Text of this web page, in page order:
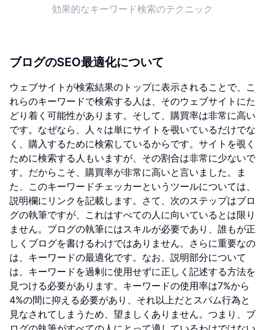
効果的なキーワード検索のテクニック
ブログのSEO最適化について
ウェブサイトが検索結果のトップに表示されることで、こ
れらのキーワードで検索する人は、そのウェブサイトにた
どり着く可能性があります。そして、購買率は非常に高い
です。なぜなら、人々は単にサイトを覗いているだけでな
く、購入するために検索しているからです。サイトを覗く
ために検索する人もいますが、その割合は非常に少ないで
す。だからこそ、購買率が非常に高いと言いました。ま
た、このキーワードチェッカーというツールについては、
説明欄にリンクを記載します。さて、次のステップはブロ
グの執筆ですが、これはすべての人に向いているとは限り
ません。ブログの執筆にはスキルが必要であり、誰もが正
しくブログを書けるわけではありません。さらに重要なの
は、キーワードの最適化です。なお、説明部分について
は、キーワードを過剰に使用せずに正しく記述する方法を
見つける必要があります。キーワードの使用率は7%から
4%の間に抑える必要があり、それ以上だとスパム行為と
見なされてしまうため、望ましくありません。つまり、ブ